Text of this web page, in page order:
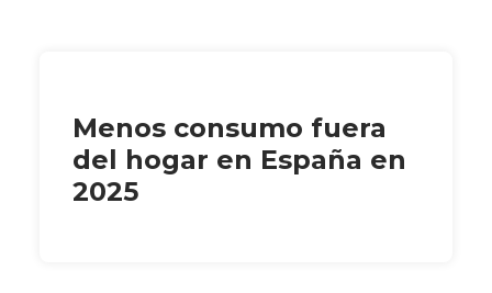
Menos consumo fuera
del hogar en España en
2025